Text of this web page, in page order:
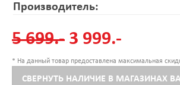
Производитель:
5 699.- 3 999.-
* На данный товар предоставлена максимальная
СВЕРНУТЬ НАЛИЧИЕ В МАГАЗИНАХ